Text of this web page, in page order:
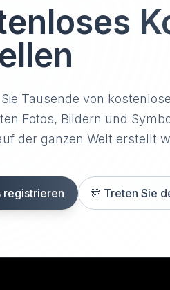
Tausende von
Fotos, Bildern und
der ganzen Welt erstellt
registrieren 🎊 Treten Sie